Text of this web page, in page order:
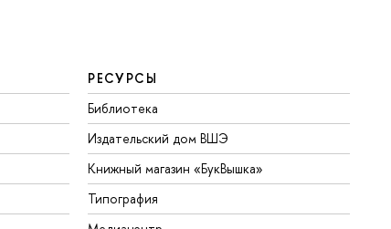
РЕСУРСЫ
Библиотека
Издательский дом ВШЭ
Книжный магазин «БукВышка»
Типография